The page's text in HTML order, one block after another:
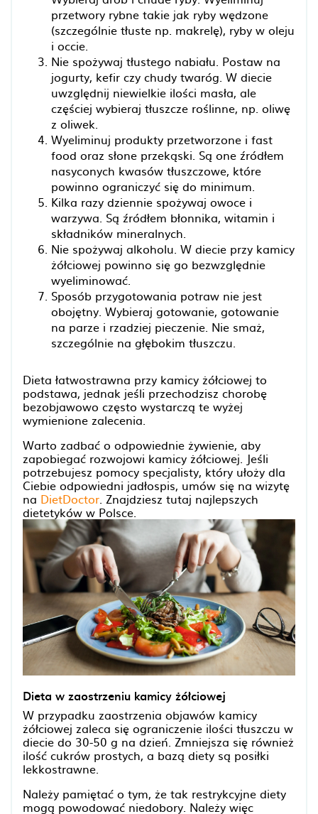
przetwory rybne takie jak ryby wędzone
(szczególnie tłuste np. makrelę), ryby w oleju
i occie.
Nie spożywaj tłustego nabiału. Postaw na
jogurty, kefir czy chudy twaróg. W diecie
uwzględnij niewielkie ilości masła, ale
częściej wybieraj tłuszcze roślinne, np. oliwę
z oliwek.
Wyeliminuj produkty przetworzone i fast
food oraz słone przekąski. Są one źródłem
nasyconych kwasów tłuszczowe, które
powinno ograniczyć się do minimum.
Kilka razy dziennie spożywaj owoce i
warzywa. Są źródłem błonnika, witamin i
składników mineralnych.
Nie spożywaj alkoholu. W diecie przy kamicy
żółciowej powinno się go bezwzględnie
wyeliminować.
Sposób przygotowania potraw nie jest
obojętny. Wybieraj gotowanie, gotowanie
na parze i rzadziej pieczenie. Nie smaż,
szczególnie na głębokim tłuszczu.
Dieta łatwostrawna przy kamicy żółciowej to
podstawa, jednak jeśli przechodzisz chorobę
bezobjawowo często wystarczą te wyżej
wymienione zalecenia.
Warto zadbać o odpowiednie żywienie, aby
zapobiegać rozwojowi kamicy żółciowej. Jeśli
potrzebujesz pomocy specjalisty, który ułoży dla
Ciebie odpowiedni jadłospis, umów się na wizytę
na DietDoctor. Znajdziesz tutaj najlepszych
dietetyków w Polsce.
Dieta w zaostrzeniu kamicy żółciowej
W przypadku zaostrzenia objawów kamicy
żółciowej zaleca się ograniczenie ilości tłuszczu w
diecie do 30-50 g na dzień. Zmniejsza się również
ilość cukrów prostych, a bazą diety są posiłki
lekkostrawne.
Należy pamiętać o tym, że tak restrykcyjne diety
mogą powodować niedobory. Należy więc